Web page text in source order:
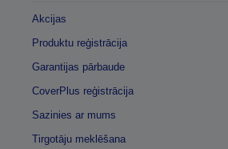
Akcijas
Produktu reģistrācija
Garantijas pārbaude
CoverPlus reģistrācija
Sazinies ar mums
Tirgotāju meklēšana